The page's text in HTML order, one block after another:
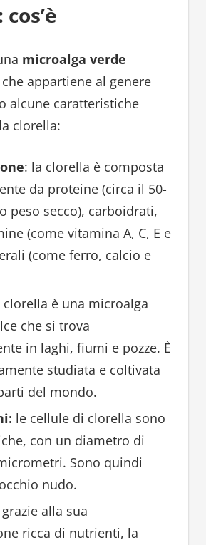
microalga verde
che appartiene al genere
alcune caratteristiche
clorella:
: la clorella è composta
da proteine (circa il 50-
peso secco), carboidrati,
(come vitamina A, C, E e
(come ferro, calcio e
clorella è una microalga
che si trova
in laghi, fiumi e pozze. È
studiata e coltivata
del mondo.
le cellule di clorella sono
con un diametro di
Sono quindi
nudo.
grazie alla sua
ricca di nutrienti, la